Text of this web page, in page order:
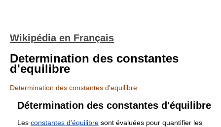
Wikipédia en Français
Determination des constantes
d'equilibre
Determination des constantes d'equilibre
Détermination des constantes d'équilibre
Les constantes d'équilibre sont évaluées pour quantifier les